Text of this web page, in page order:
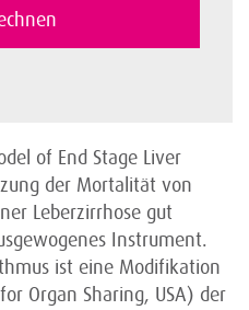
of End Stage Liver
der Mortalität von
Leberzirrhose gut
Instrument.
ist eine Modifikation
Organ Sharing, USA) der